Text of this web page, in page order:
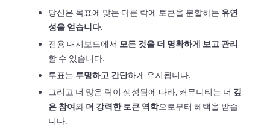
당신은 목표에 맞는 다른 락에 토큰을 분할하는 유연
성을 얻습니다.
전용 대시보드에서 모든 것을 더 명확하게 보고 관리
할 수 있습니다.
투표는 투명하고 간단하게 유지됩니다.
그리고 더 많은 락이 생성됨에 따라, 커뮤니티는 더 깊
은 참여와 더 강력한 토큰 역학으로부터 혜택을 받습
니다.